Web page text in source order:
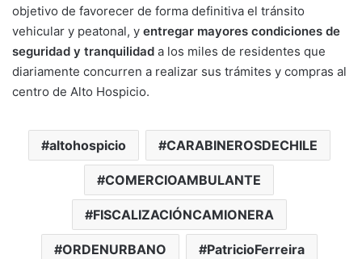
objetivo de favorecer de forma definitiva el tránsito
vehicular y peatonal, y entregar mayores condiciones de
seguridad y tranquilidad a los miles de residentes que
diariamente concurren a realizar sus trámites y compras al
centro de Alto Hospicio.
altohospicio CARABINEROSDECHILE
COMERCIOAMBULANTE
FISCALIZACIÓNCAMIONERA
ORDENURBANO PatricioFerreira